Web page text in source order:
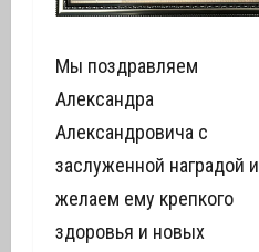
Мы поздравляем
Александра
Александровича с
заслуженной наградой и
желаем ему крепкого
здоровья и новых